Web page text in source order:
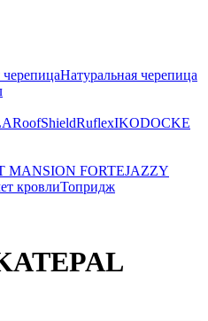
Натуральная черепица
RoofShieldRuflexIKODOCKE
MANSION FORTEJAZZY
кровлиТопридж